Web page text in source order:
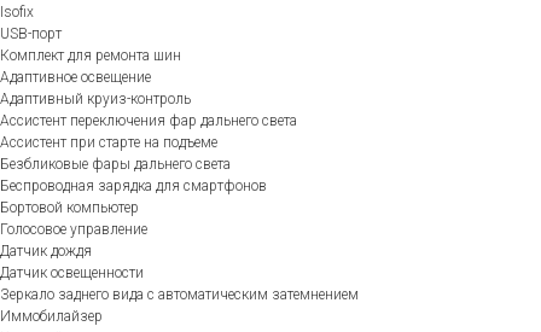
Isofix
USB-порт
Комплект для ремонта шин
Адаптивное освещение
Адаптивный круиз-контроль
Ассистент переключения фар дальнего света
Ассистент при старте на подъеме
Безбликовые фары дальнего света
Беспроводная зарядка для смартфонов
Бортовой компьютер
Голосовое управление
Датчик дождя
Датчик освещенности
Зеркало заднего вида с автоматическим затемнением
Иммобилайзер